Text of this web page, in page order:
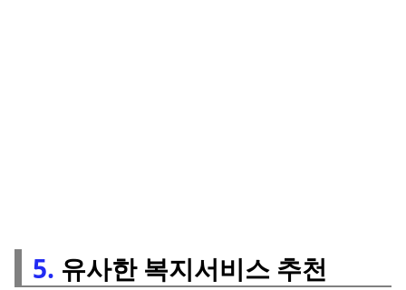
5. 유사한 복지서비스 추천